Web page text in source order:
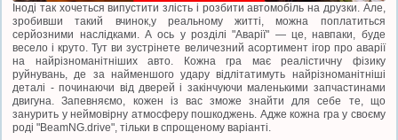
Іноді так хочеться випустити злість і розбити автомобіль на друзки. Але,
зробивши такий вчинок,у реальному житті, можна поплатиться
серйозними наслідками. А ось у розділі "Аварії" — це, навпаки, буде
весело і круто. Тут ви зустрінете величезний асортимент ігор про аварії
на найрізноманітніших авто. Кожна гра має реалістичну фізику
руйнувань, де за найменшого удару відлітатимуть найрізноманітніші
деталі - починаючи від дверей і закінчуючи маленькими запчастинами
двигуна. Запевняємо, кожен із вас зможе знайти для себе те, що
занурить у неймовірну атмосферу пошкоджень. Адже кожна гра у своєму
роді "BeamNG.drive", тільки в спрощеному варіанті.